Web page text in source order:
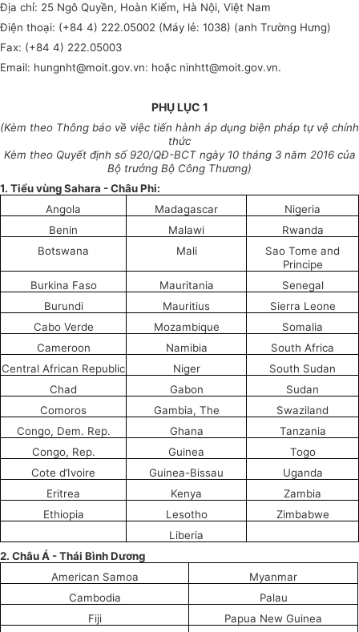
Địa chỉ: 25 Ngô Quyền, Hoàn Kiếm, Hà Nội, Việt Nam
Điện thoại: (+84 4) 222.05002 (Máy lẻ: 1038) (anh Trường Hưng)
Fax: (+84 4) 222.05003
Email: hungnht@moit.gov.vn: hoặc ninhtt@moit.gov.vn.
PHỤ LỤC 1
(Kèm theo Thông báo về việc tiến hành áp dụng biện pháp tự vệ chính
thức
Kèm theo Quyết định số 920/QĐ-BCT ngày10 tháng 3 năm 2016 của
Bộ trưởng Bộ Công Thương)
1. Tiểu vùng Sahara - Châu Phi:
Angola
Madagascar
Nigeria
Benin
Malawi
Rwanda
Botswana
Mali
Sao Tome and
Principe
Burkina Faso
Mauritania
Senegal
Burundi
Mauritius
Sierra Leone
Cabo Verde
Mozambique
Somalia
Cameroon
Namibia
South Africa
Central African Republic Niger
South Sudan
Chad
Gabon
Sudan
Comoros
Gambia, The
Swaziland
Congo, Dem. Rep. Ghana
Tanzania
Congo, Rep.
Guinea
Togo
Cote d’Ivoire Guinea-Bissau
Uganda
Eritrea
Kenya
Zambia
Ethiopia
Lesotho
Zimbabwe
Liberia
2. Châu Á - Thái BìnhDương
American Samoa
Myanmar
Cambodia
Palau
Fiji
Papua New Guinea